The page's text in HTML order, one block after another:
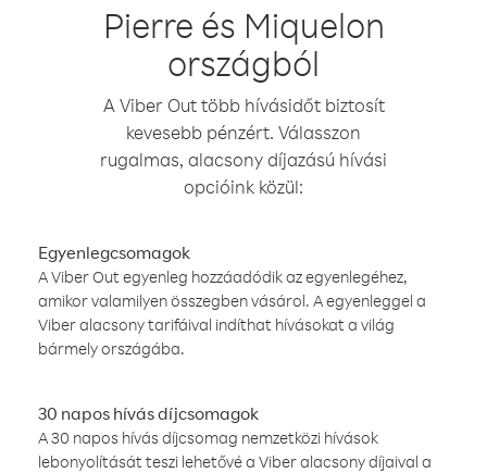
Pierre és Miquelon
országból
A Viber Out több hívásidőt biztosít
kevesebb pénzért. Válasszon
rugalmas, alacsony díjazású hívási
opcióink közül:
Egyenlegcsomagok
A Viber Out egyenleg hozzáadódik az egyenlegéhez,
amikor valamilyen összegben vásárol. A egyenleggel a
Viber alacsony tarifáival indíthat hívásokat a világ
bármely országába.
30 napos hívás díjcsomagok
A 30 napos hívás díjcsomag nemzetközi hívások
lebonyolítását teszi lehetővé a Viber alacsony díjaival a